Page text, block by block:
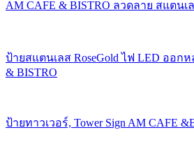
AM CAFE & BISTRO ลวดลาย สแตนเ
ป้ายสแตนเลส RoseGold ไฟ LED ออก
& BISTRO
ป้ายทาวเวอร์, Tower Sign AM CAFE